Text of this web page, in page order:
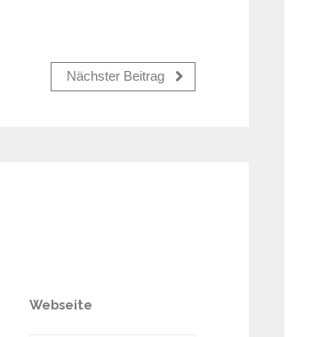
Nächster Beitrag
Webseite